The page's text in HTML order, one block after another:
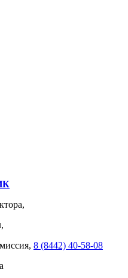
8 (8442) 40-58-08